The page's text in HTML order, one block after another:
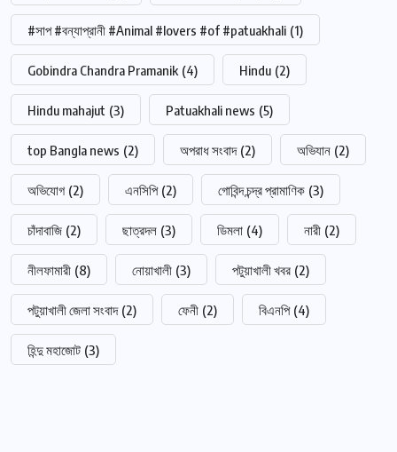
#সাপ #বন্যাপ্রানী #Animal #lovers #of #patuakhali (1)
Gobindra Chandra Pramanik (4) Hindu (2)
Hindu mahajut (3) Patuakhali news (5)
top Bangla news (2) অপরাধ সংবাদ (2) অভিযান (2)
অভিযোগ (2) এনসিপি (2) গোবিন্দ চন্দ্র প্রামাণিক (3)
চাঁদাবাজি (2) ছাত্রদল (3) ডিমলা (4) নারী (2)
নীলফামারী (8) নোয়াখালী (3) পটুয়াখালী খবর (2)
পটুয়াখালী জেলা সংবাদ (2) ফেনী (2) বিএনপি (4)
হিন্দু মহাজোট (3)